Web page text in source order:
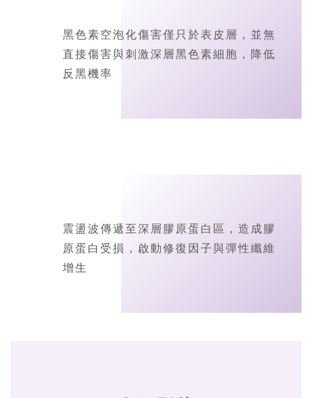
黑色素空泡化傷害僅只於表皮層，並無
直接傷害與刺激深層黑色素細胞，降低
反黑機率
震盪波傳遞至深層膠原蛋白區，造成膠
原蛋白受損，啟動修復因子與彈性纖維
增生